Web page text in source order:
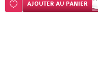
Ajouter à ma liste d’envie
AJOUTERAU PANIER